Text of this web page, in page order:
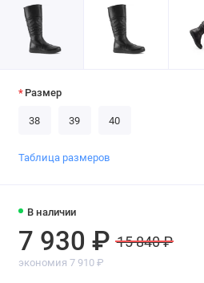
В наличии
7 930 ₽ 15 840 ₽
экономия 7 910 ₽
Размер
38 39 40
Таблица размеров